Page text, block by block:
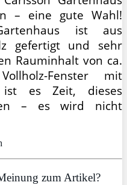
– eine gute Wahl!
ist aus
gefertigt und sehr
Rauminhalt von ca.
Fenster mit
ist es Zeit, dieses
– es wird nicht
zum Artikel?